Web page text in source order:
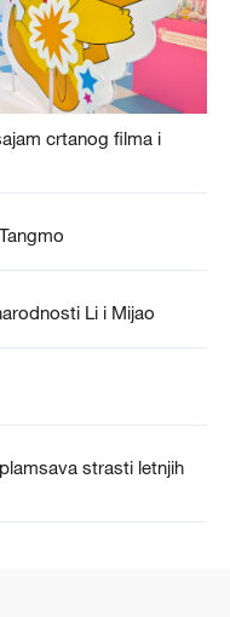
crtanog filma i
Li i Mijao
strasti letnjih